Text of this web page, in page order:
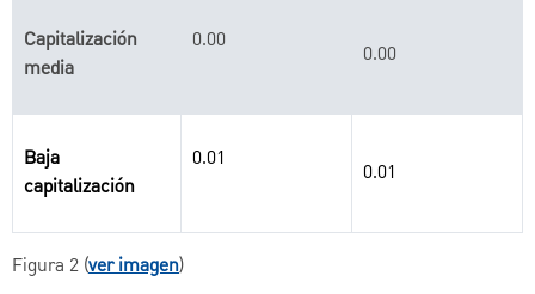
Capitalización
media
0.00 0.00
Baja
capitalización
0.01 0.01
Figura 2 (ver imagen)